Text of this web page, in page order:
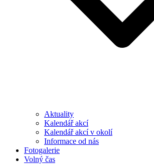
Aktuality
Kalendář akcí
Kalendář akcí v okolí
Informace od nás
Fotogalerie
Volný čas